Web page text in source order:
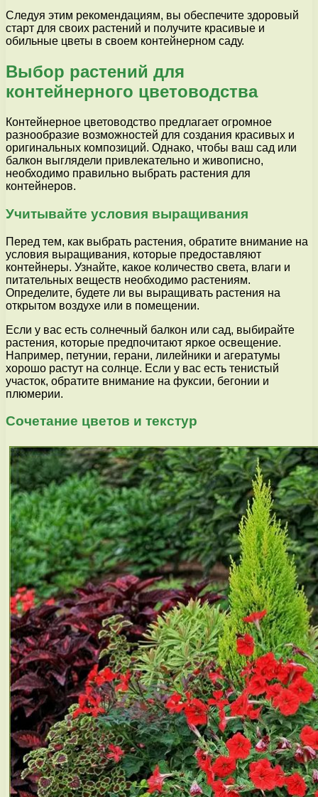
Следуя этим рекомендациям, вы обеспечите здоровый
старт для своих растений и получите красивые и
обильные цветы в своем контейнерном саду.
Выбор растений для
контейнерного цветоводства
Контейнерное цветоводство предлагает огромное
разнообразие возможностей для создания красивых и
оригинальных композиций. Однако, чтобы ваш сад или
балкон выглядели привлекательно и живописно,
необходимо правильно выбрать растения для
контейнеров.
Учитывайте условия выращивания
Перед тем, как выбрать растения, обратите внимание на
условия выращивания, которые предоставляют
контейнеры. Узнайте, какое количество света, влаги и
питательных веществ необходимо растениям.
Определите, будете ли вы выращивать растения на
открытом воздухе или в помещении.
Если у вас есть солнечный балкон или сад, выбирайте
растения, которые предпочитают яркое освещение.
Например, петунии, герани, лилейники и агератумы
хорошо растут на солнце. Если у вас есть тенистый
участок, обратите внимание на фуксии, бегонии и
плюмерии.
Сочетание цветов и текстур